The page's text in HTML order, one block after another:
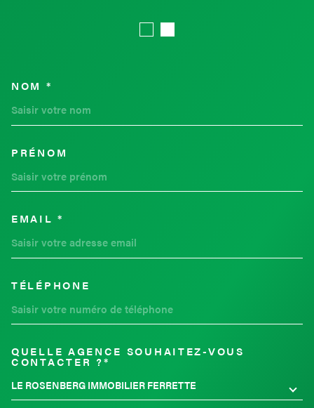
NOM *
PRÉNOM
EMAIL *
TÉLÉPHONE
QUELLE AGENCE SOUHAITEZ-VOUS
CONTACTER ?*
LE ROSENBERG IMMOBILIER FERRETTE